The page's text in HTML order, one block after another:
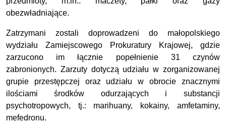
obezwładniające.
Zatrzymani zostali doprowadzeni do małopolskiego
wydziału Zamiejscowego Prokuratury Krajowej, gdzie
zarzucono im łącznie popełnienie 31 czynów
zabronionych. Zarzuty dotyczą udziału w zorganizowanej
grupie przestępczej oraz udziału w obrocie znacznymi
ilościami środków odurzających i substancji
psychotropowych, tj.: marihuany, kokainy, amfetaminy,
mefedronu.